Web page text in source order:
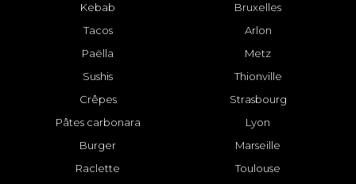
Kebab
Tacos
Paëlla
Sushis
Crêpes
Pâtes carbonara
Burger
Raclette
Bruxelles
Arlon
Metz
Thionville
Strasbourg
Lyon
Marseille
Toulouse